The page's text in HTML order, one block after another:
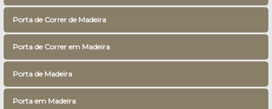
Porta de Correr de Madeira
Porta de Correr em Madeira
Porta de Madeira
Porta em Madeira